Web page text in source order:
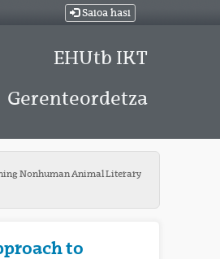
Saioa hasi
EHUtb IKT
Gerenteordetza
Nonhuman Animal Literary
to